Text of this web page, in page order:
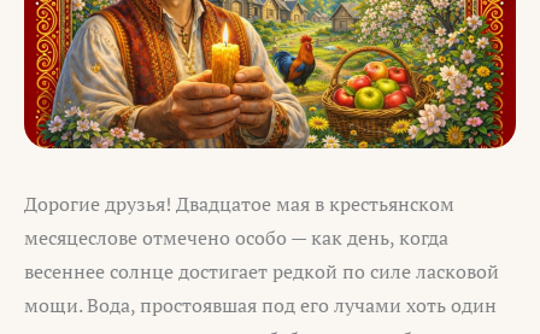
Дорогие друзья! Двадцатое мая в крестьянском
месяцеслове отмечено особо — как день, когда
весеннее солнце достигает редкой по силе ласковой
мощи. Вода, простоявшая под его лучами хоть один